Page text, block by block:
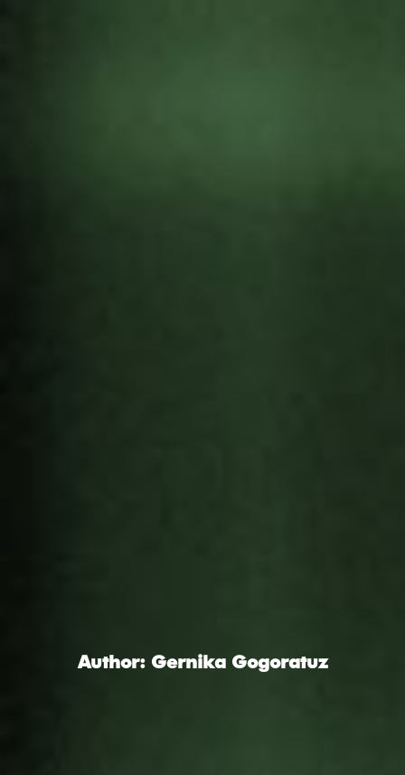
Author: Gernika Gogoratuz